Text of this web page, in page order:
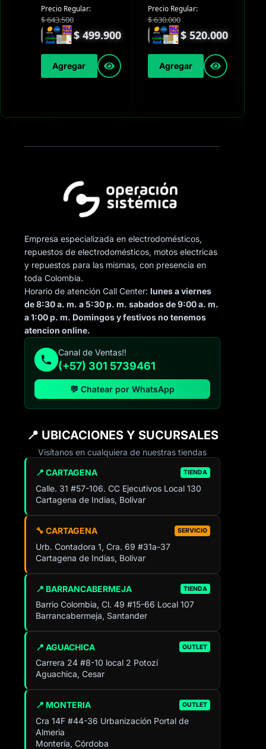
Precio Regular:
$643.500
$ 499.900
Agregar
Precio Regular:
$630.000
$ 520.000
Agregar
Empresa especializada en electrodomésticos,
repuestos de electrodomésticos, motos electricas
y repuestos para las mismas, con presencia en
toda Colombia.
Horario de atención Call Center:lunes a viernes
de 8:30 a. m. a 5:30 p. m. sabados de 9:00 a. m.
a 1:00 p. m. Domingos y festivos no tenemos
atencion online.
Canal de Ventas!!
(+57) 301 5739461
💬 Chatear por WhatsApp
📍 UBICACIONES Y SUCURSALES
Visítanos en cualquiera de nuestras tiendas
📍 CARTAGENA TIENDA
Calle. 31 #57-106. CC Ejecutivos Local 130
Cartagena de Indias, Bolívar
🔧 CARTAGENA SERVICIO
Urb. Contadora 1, Cra. 69 #31a-37
Cartagena de Indias, Bolívar
📍 BARRANCABERMEJA TIENDA
Barrio Colombia, Cl. 49 #15-66 Local 107
Barrancabermeja, Santander
📍 AGUACHICA OUTLET
Carrera 24 #8-10 local 2 Potozí
Aguachica, Cesar
📍 MONTERIA OUTLET
Cra 14F #44-36 Urbanización Portal de
Almeria
Montería, Córdoba